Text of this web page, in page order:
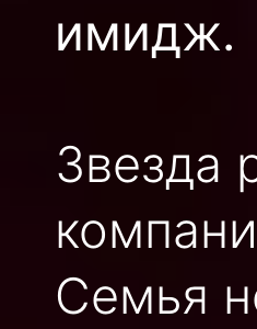
имидж.
Звезда
Семья